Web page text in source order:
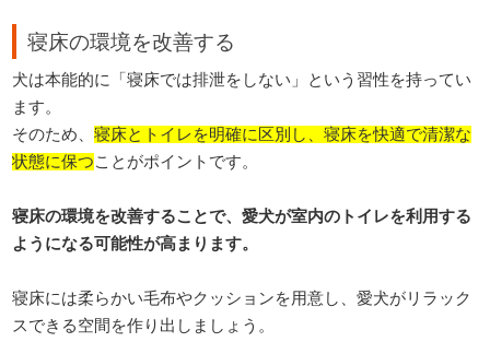
寝床の環境を改善する
犬は本能的に「寝床では排泄をしない」という習性を持ってい
ます。
そのため、寝床とトイレを明確に区別し、寝床を快適で清潔な
状態に保つことがポイントです。
寝床の環境を改善することで、愛犬が室内のトイレを利用する
ようになる可能性が高まります。
寝床には柔らかい毛布やクッションを用意し、愛犬がリラック
スできる空間を作り出しましょう。